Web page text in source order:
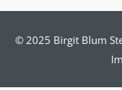
© 2025 Birgit Blum